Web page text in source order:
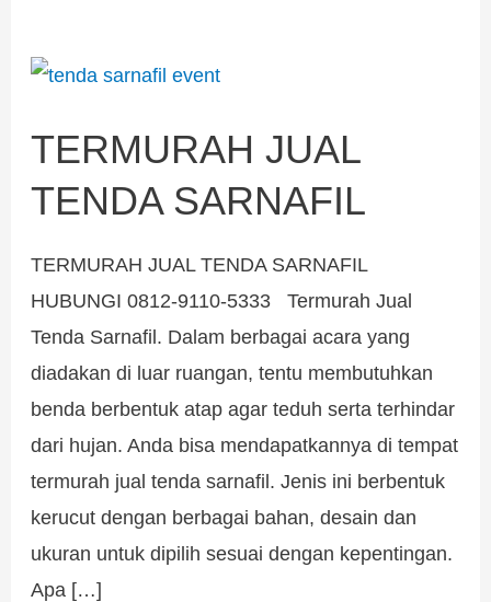
TERMURAH JUAL
TENDA SARNAFIL
TERMURAH JUAL TENDA SARNAFIL
HUBUNGI 0812-9110-5333 Termurah Jual
Tenda Sarnafil. Dalam berbagai acara yang
diadakan di luar ruangan, tentu membutuhkan
benda berbentuk atap agar teduh serta terhindar
dari hujan. Anda bisa mendapatkannya di tempat
termurah jual tenda sarnafil. Jenis ini berbentuk
kerucut dengan berbagai bahan, desain dan
ukuran untuk dipilih sesuai dengan kepentingan.
Apa […]
TERMURAH
TENDA